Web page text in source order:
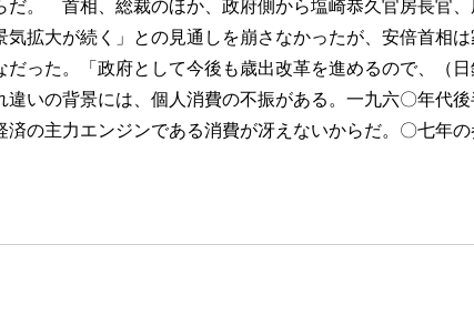
。 首相、総裁のほか、政府側から塩崎恭久官房長官
拡大が続く」との見通しを崩さなかったが、安倍首相
た。「政府として今後も歳出改革を進めるので、（
いの背景には、個人消費の不振がある。一九六〇年代
の主力エンジンである消費が冴えないからだ。〇七年